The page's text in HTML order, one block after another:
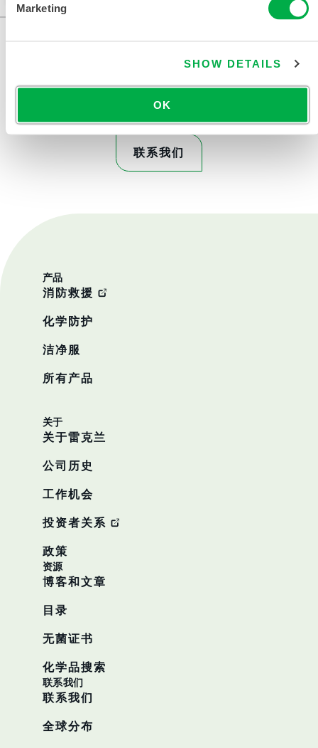
Marketing
SHOW DETAILS
OK
联系我们
产品
消防救援
化学防护
洁净服
所有产品
关于
关于雷克兰
公司历史
工作机会
投资者关系
政策
资源
博客和文章
目录
无菌证书
化学品搜索
联系我们
联系我们
全球分布